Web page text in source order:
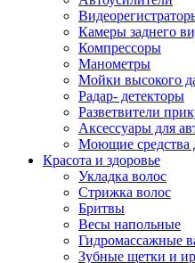
Камеры заднего
Компрессоры
Манометры
Мойки высокого
Радар- детекторы
Разветвители
Аксессуары для
Моющие средства
Красота и здоровье
Укладка волос
Стрижка волос
Бритвы
Весы напольные
Гидромассажные
Зубные щетки и